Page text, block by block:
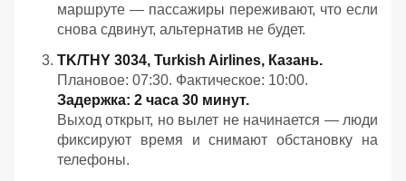
маршруте — пассажиры переживают, что если
снова сдвинут, альтернатив не будет.
TK/THY 3034, Turkish Airlines, Казань.
Плановое: 07:30. Фактическое: 10:00.
Задержка: 2 часа 30 минут.
Выход открыт, но вылет не начинается — люди
фиксируют время и снимают обстановку на
телефоны.